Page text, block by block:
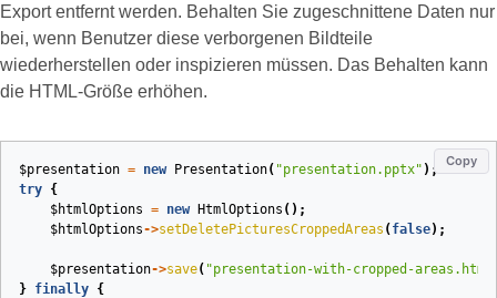
Export entfernt werden. Behalten Sie zugeschnittene Daten nur
bei, wenn Benutzer diese verborgenen Bildteile
wiederherstellen oder inspizieren müssen. Das Behalten kann
die HTML‑Größe erhöhen.
Copy
$presentation = new Presentation( "presentation.pptx" );
try {
$htmlOptions = new HtmlOptions ();
$htmlOptions->setDeletePicturesCroppedAreas ( false);
$presentation->save( "presentation-with-cropped-
} finally {